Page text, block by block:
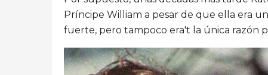
Príncipe William a pesar de que ella era
fuerte, pero tampoco era't la única razón